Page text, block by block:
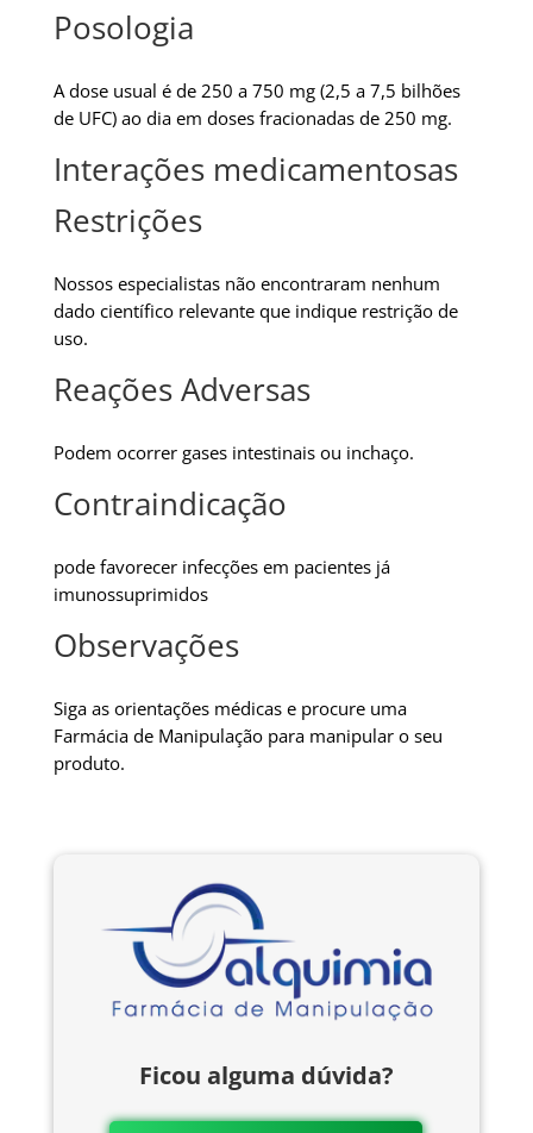
Posologia
A dose usual é de 250 a 750 mg (2,5 a 7,5 bilhões
de UFC) ao dia em doses fracionadas de 250 mg.
Interações medicamentosas
Restrições
Nossos especialistas não encontraram nenhum
dado científico relevante que indique restrição de
uso.
Reações Adversas
Podem ocorrer gases intestinais ou inchaço.
Contraindicação
pode favorecer infecções em pacientes já
imunossuprimidos
Observações
Siga as orientações médicas e procure uma
Farmácia de Manipulação para manipular o seu
produto.
Ficou alguma dúvida?